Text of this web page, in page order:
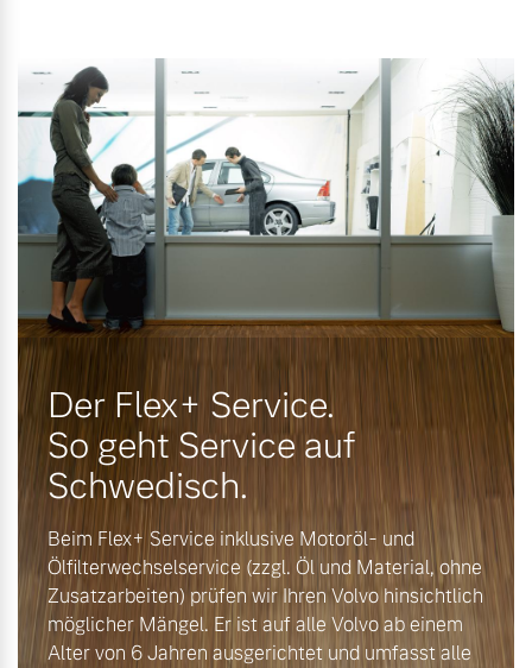
Jetzt kennenlernen
Mehr erfahren
Finanzierung & Leasing
Versicherung
Der Flex+ Service.
So geht Service auf
Schwedisch.
Beim Flex+ Service inklusive Motoröl- und
Ölfilterwechselservice (zzgl. Öl und Material, ohne
Zusatzarbeiten) prüfen wir Ihren Volvo hinsichtlich
möglicher Mängel. Er ist auf alle Volvo ab einem
Alter von 6 Jahren ausgerichtet und umfasst alle